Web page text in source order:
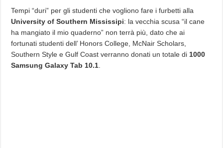
Tempi “duri” per gli studenti che vogliono fare i furbetti alla
University of Southern Mississipi: la vecchia scusa “il cane
ha mangiato il mio quaderno” non terrà più, dato che ai
fortunati studenti dell’ Honors College, McNair Scholars,
Southern Style e Gulf Coast verranno donati un totale di 1000
Samsung Galaxy Tab 10.1